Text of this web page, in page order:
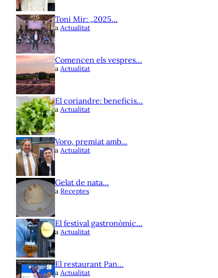
Toni Mir: „2025…
a Actualitat
Comencen els vespres…
a Actualitat
El coriandre: beneficis…
a Actualitat
Voro, premiat amb…
a Actualitat
Gelat de nata…
a Receptes
El festival gastronòmic…
a Actualitat
El restaurant Pan…
a Actualitat